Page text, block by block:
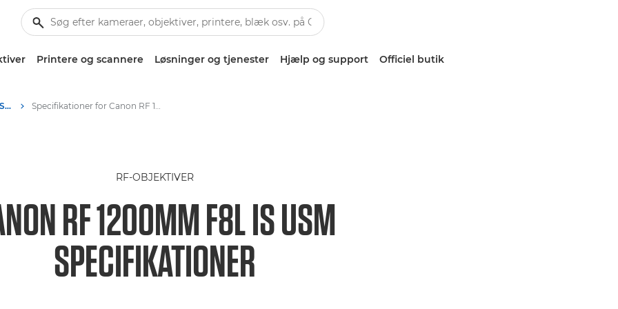
Printere og scannere Løsninger og tjenester Hjælp og support Officiel butik
Canon RF 1200mm F8L IS USM – RF-objektiver Specifikationer for Canon RF 1200mm F8L IS USM
RF-OBJEKTIVER
RF 1200MM F8L IS USM
SPECIFIKATIONER